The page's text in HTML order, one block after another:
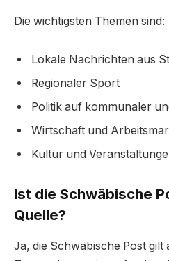
Die wichtigsten Themen sind:
Lokale Nachrichten aus
Regionaler Sport
Politik auf kommunaler
Wirtschaft und
Kultur und
Ist die Schwäbische
Quelle?
Ja, die Schwäbische Post gilt